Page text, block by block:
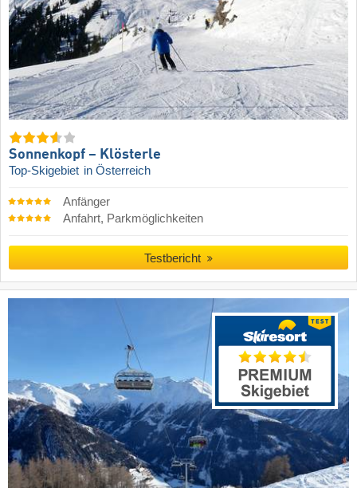
Sonnenkopf – Klösterle
Top-Skigebiet in Österreich
Anfänger
Anfahrt, Parkmöglichkeiten
Testbericht